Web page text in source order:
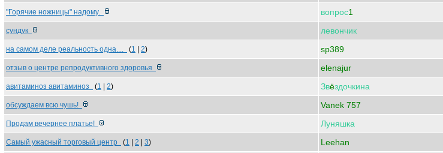
"Горячие ножницы" надому. вопрос1
сундук левончик
на самом деле реальность одна.... (1 2) sp389
отзыв о центре репродуктивного здоровья elenajur
авитаминоз авитаминоз (1 2) Звёздочкина
обсуждаем всю чушь! Vanek 757
Продам вечернее платье! Луняшка
Самый ужасный торговый центр (1 2 3) Leehan